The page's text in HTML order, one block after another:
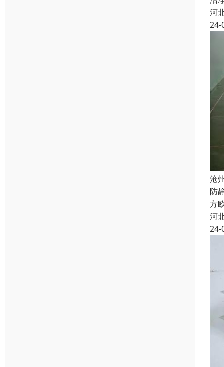
河
24-
沧
防
方
河
24-